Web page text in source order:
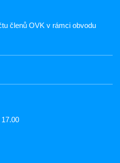
členů OVK v rámci obvodu